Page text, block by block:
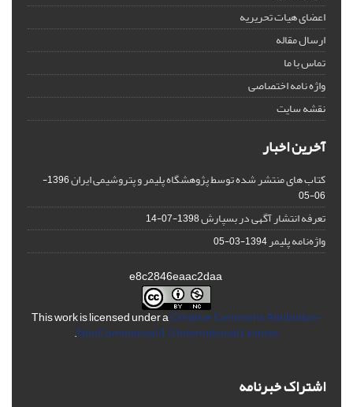
اعضای هیات تحریریه
ارسال مقاله
تماس با ما
واژه نامه اختصاصی
نقشه سایت
آخرین اخبار
کتاب های منتشر شده توسط پژوهشگاه پلیمر و پتروشیمی ایران
1396-
06-05
تعرفه انتشار آگهی در بسپارش1398-07-14
واژه‌نامه پلیمر1394-03-05
This work is licensed under aCreative Commons Attribution-
NonCommercial 4.0 International License
.
اشتراک خبرنامه